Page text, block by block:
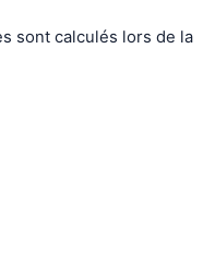
sont calculés lors de la